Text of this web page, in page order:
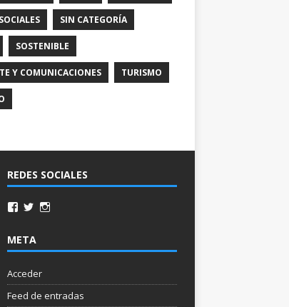
SIN CATEGORÍA
SOSTENIBLE
Y COMUNICACIONES TURISMO
REDES SOCIALES
META
Acceder
Feed de entradas